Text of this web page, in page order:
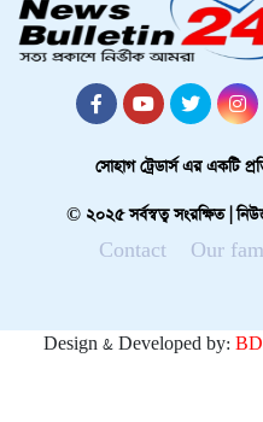
সোহাগ ট্রেডার্স এর একটি
© ২০২৫ সর্বস্বত্ব সংরক্ষিত |
Contact Our
Design & Developed by: